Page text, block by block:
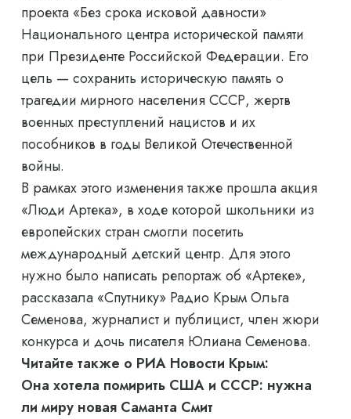
проекта «Без срока исковой давности»
Национального центра исторической памяти
при Президенте Российской Федерации. Его
цель — сохранить историческую память о
трагедии мирного населения СССР, жертв
военных преступлений нацистов и их
пособников в годы Великой Отечественной
войны.
В рамках этого изменения также прошла акция
«Люди Артека», в ходе которой школьники из
европейских стран смогли посетить
международный детский центр. Для этого
нужно было написать репортаж об «Артеке»,
рассказала «Спутнику» Радио Крым Ольга
Семенова, журналист и публицист, член жюри
конкурса и дочь писателя Юлиана Семенова.
Читайте также о РИА Новости Крым:
Она хотела помирить США и СССР: нужна
ли миру новая Саманта Смит